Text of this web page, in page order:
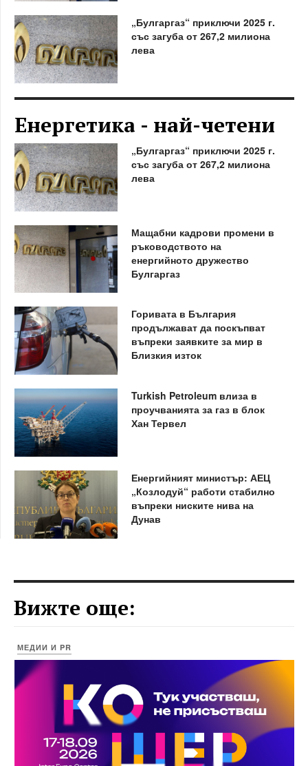
„Булгаргаз“ приключи 2025 г.
със загуба от 267,2 милиона
лева
Енергетика - най-четени
„Булгаргаз“ приключи 2025 г.
със загуба от 267,2 милиона
лева
Мащабни кадрови промени в
ръководството на
енергийното дружество
Булгаргаз
Горивата в България
продължават да поскъпват
въпреки заявките за мир в
Близкия изток
Turkish Petroleum влиза в
проучванията за газ в блок
Хан Тервел
Енергийният министър: АЕЦ
„Козлодуй“ работи стабилно
въпреки ниските нива на
Дунав
Вижте още:
МЕДИИ И PR